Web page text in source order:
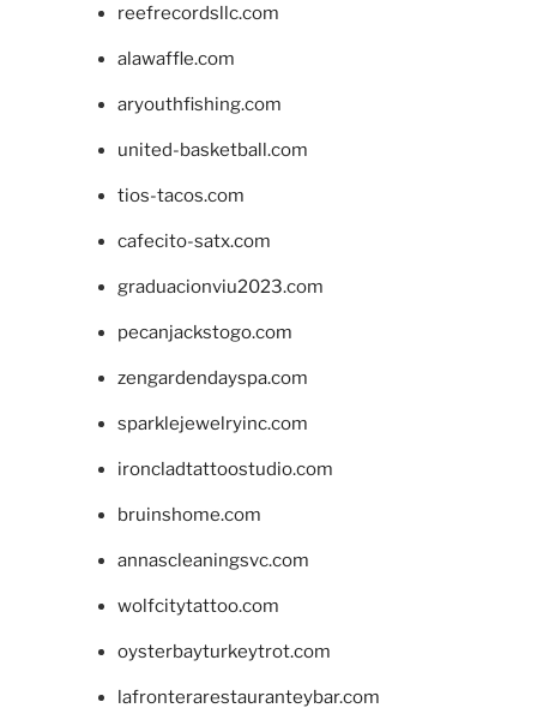
reefrecordsllc.com
alawaffle.com
aryouthfishing.com
united-basketball.com
tios-tacos.com
cafecito-satx.com
graduacionviu2023.com
pecanjackstogo.com
zengardendayspa.com
sparklejewelryinc.com
ironcladtattoostudio.com
bruinshome.com
annascleaningsvc.com
wolfcitytattoo.com
oysterbayturkeytrot.com
lafronterarestauranteybar.com